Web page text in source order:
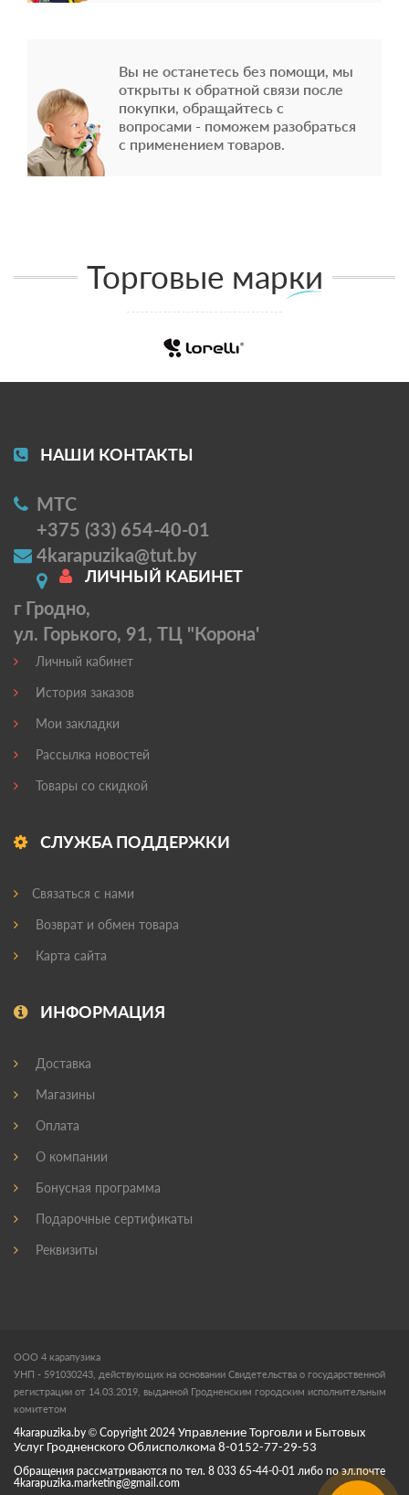
Вы не останетесь без помощи, мы
открыты к обратной связи после
покупки, обращайтесь с
вопросами - поможем разобраться
с применением товаров.
Торговые марки
НАШИ КОНТАКТЫ
МТС
+375 (33) 654-40-01
4karapuzika@tut.by
г Гродно,
ул. Горького, 91, ТЦ "Корона'
ЛИЧНЫЙ КАБИНЕТ
Личный кабинет
История заказов
Мои закладки
Рассылка новостей
Товары со скидкой
СЛУЖБА ПОДДЕРЖКИ
Связаться с нами
Возврат и обмен товара
Карта сайта
ИНФОРМАЦИЯ
Доставка
Магазины
Оплата
О компании
Бонусная программа
Подарочные сертификаты
Реквизиты
ООО 4 карапузика
УНП - 591030243, действующих на основании Свидетельства о государственной
регистрации от 14.03.2019, выданной Гродненским городским исполнительным
комитетом
4karapuzika.by © Copyright 2024 Управление Торговли и Бытовых
Услуг Гродненского Облисполкома 8-0152-77-29-53
Обращения рассматриваются по тел. 8 033 65-44-0-01 либо по эл.почте
4karapuzika.marketing@gmail.com